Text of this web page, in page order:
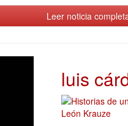
Leer noticia
luis